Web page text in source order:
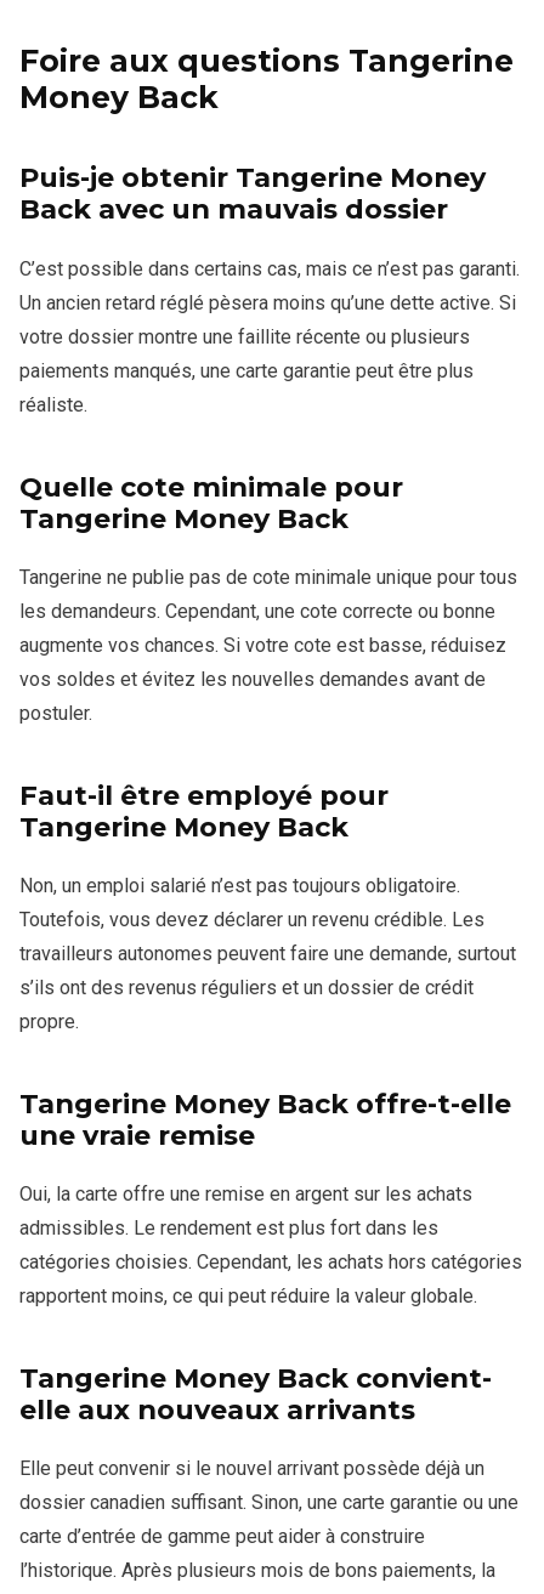
Foire aux questions Tangerine
Money Back
Puis-je obtenir Tangerine Money
Back avec un mauvais dossier
C’est possible dans certains cas, mais ce n’est pas garanti.
Un ancien retard réglé pèsera moins qu’une dette active. Si
votre dossier montre une faillite récente ou plusieurs
paiements manqués, une carte garantie peut être plus
réaliste.
Quelle cote minimale pour
Tangerine Money Back
Tangerine ne publie pas de cote minimale unique pour tous
les demandeurs. Cependant, une cote correcte ou bonne
augmente vos chances. Si votre cote est basse, réduisez
vos soldes et évitez les nouvelles demandes avant de
postuler.
Faut-il être employé pour
Tangerine Money Back
Non, un emploi salarié n’est pas toujours obligatoire.
Toutefois, vous devez déclarer un revenu crédible. Les
travailleurs autonomes peuvent faire une demande, surtout
s’ils ont des revenus réguliers et un dossier de crédit
propre.
Tangerine Money Back offre-t-elle
une vraie remise
Oui, la carte offre une remise en argent sur les achats
admissibles. Le rendement est plus fort dans les
catégories choisies. Cependant, les achats hors catégories
rapportent moins, ce qui peut réduire la valeur globale.
Tangerine Money Back convient-
elle aux nouveaux arrivants
Elle peut convenir si le nouvel arrivant possède déjà un
dossier canadien suffisant. Sinon, une carte garantie ou une
carte d’entrée de gamme peut aider à construire
l’historique. Après plusieurs mois de bons paiements, la